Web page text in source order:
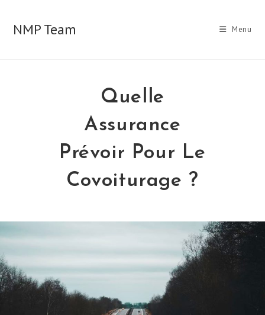
contentNMP Team Menu
Quelle
Assurance
Prévoir Pour Le
Covoiturage ?